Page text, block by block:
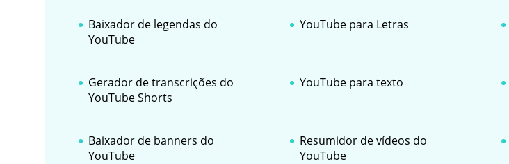
Baixador de legendas do
YouTube
YouTube para Letras
Gerador de transcrições do
YouTube Shorts
YouTube para texto
Baixador de banners do
YouTube
Resumidor de vídeos do
YouTube